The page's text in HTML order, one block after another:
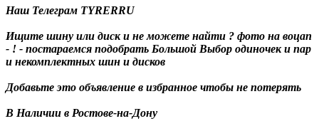
Наш Телеграм TYRERRU
Ищите шину или диск и не можете найти ? фото на воцап
- ! - постараемся подобрать Большой Выбор одиночек и пар
и некомплектных шин и дисков
Добавьте это объявление в избранное чтобы не потерять
В Наличии в Ростове-на-Дону